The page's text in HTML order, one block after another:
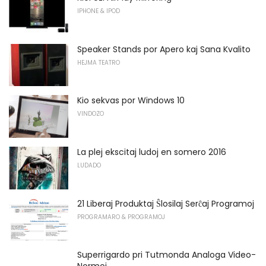
IPHONE & IPOD
Speaker Stands por Apero kaj Sana Kvalito
HEJMA TEATRO
Kio sekvas por Windows 10
VINDOZO
La plej ekscitaj ludoj en somero 2016
LUDADO
21 Liberaj Produktaj Ŝlosilaj Serĉaj Programoj
PROGRAMARO & PROGRAMOJ
Superrigardo pri Tutmonda Analoga Video-